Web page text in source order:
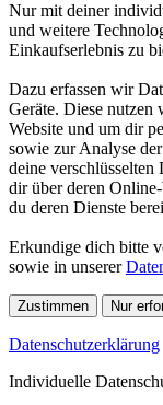
Nur mit deiner
und weitere
Einkaufserlebnis zu
Dazu erfassen wir
Geräte. Diese nutzen
Website und um dir
sowie zur Analyse
deine
dir über deren
du deren Dienste
Erkundige dich bitte
sowie in unserer
Zustimmen Nur
Datenschutzerklärung
Individuelle